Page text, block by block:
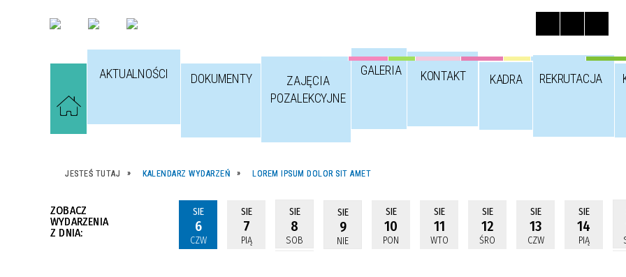
AKTUALNOŚCI DOKUMENTY
ZAJĘCIA
POZALEKCYJNE
GALERIA KONTAKT KADRA REKRUTACJA
JESTEŚ TUTAJ KALENDARZ WYDARZEŃ LOREM IPSUM DOLOR SIT AMET
ZOBACZ
WYDARZENIA
Z DNIA:
SIE
6
CZW
SIE
7
PIĄ
SIE
8
SOB
SIE
9
NIE
SIE
10
PON
SIE
11
WTO
SIE
12
ŚRO
SIE
13
CZW
SIE
14
PIĄ